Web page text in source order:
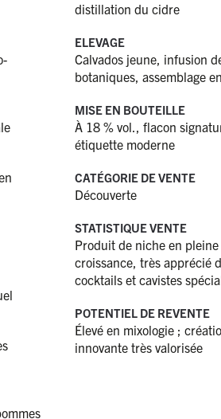
distillation du cidre
ELEVAGE
Calvados jeune, infusion
botaniques, assemblage
MISE EN BOUTEILLE
À 18 % vol., flacon
étiquette moderne
CATÉGORIE DE VENTE
Découverte
STATISTIQUE VENTE
Produit de niche en pleine
croissance, très apprécié
cocktails et cavistes
POTENTIEL DE REVENTE
Élevé en mixologie ;
innovante très valorisée